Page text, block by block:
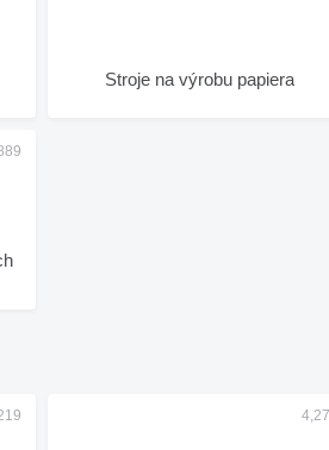
Stroje na výrobu papiera